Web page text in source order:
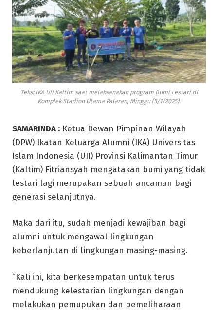
Teks: IKA UII Kaltim saat melaksanakan program Bumi Lestari di
Komplek Stadion Utama Palaran, Minggu (5/1/2025).
SAMARINDA : Ketua Dewan Pimpinan Wilayah
(DPW) Ikatan Keluarga Alumni (IKA) Universitas
Islam Indonesia (UII) Provinsi Kalimantan Timur
(Kaltim) Fitriansyah mengatakan bumi yang tidak
lestari lagi merupakan sebuah ancaman bagi
generasi selanjutnya.
Maka dari itu, sudah menjadi kewajiban bagi
alumni untuk mengawal lingkungan
keberlanjutan di lingkungan masing-masing.
“Kali ini, kita berkesempatan untuk terus
mendukung kelestarian lingkungan dengan
melakukan pemupukan dan pemeliharaan